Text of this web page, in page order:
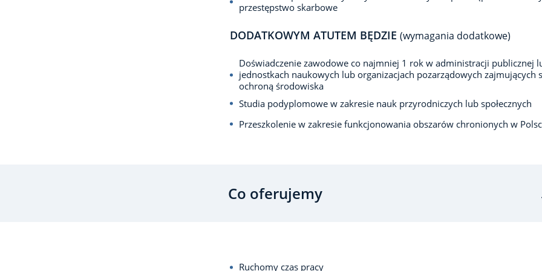
przestępstwo skarbowe
DODATKOWYM ATUTEM BĘDZIE (wymagania dodatkowe)
Doświadczenie zawodowe co najmniej 1 rok w administracji publicznej
jednostkach naukowych lub organizacjach pozarządowych zajmujących
ochroną środowiska
Studia podyplomowe w zakresie nauk przyrodniczych lub społecznych
Przeszkolenie w zakresie funkcjonowania obszarów chronionych w
Co oferujemy
Ruchomy czas pracy